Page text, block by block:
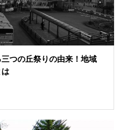
つの丘祭りの由来！地域